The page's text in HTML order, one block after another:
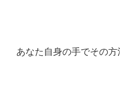
あなた自身の手でその方